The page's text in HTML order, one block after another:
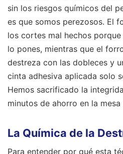
sin los riesgos químicos del
es que somos perezosos. El
los cortes mal hechos
lo pones, mientras que el
destreza con las dobleces y
cinta adhesiva aplicada solo
Hemos sacrificado la
minutos de ahorro en la
La Química de la
Para entender por qué esta